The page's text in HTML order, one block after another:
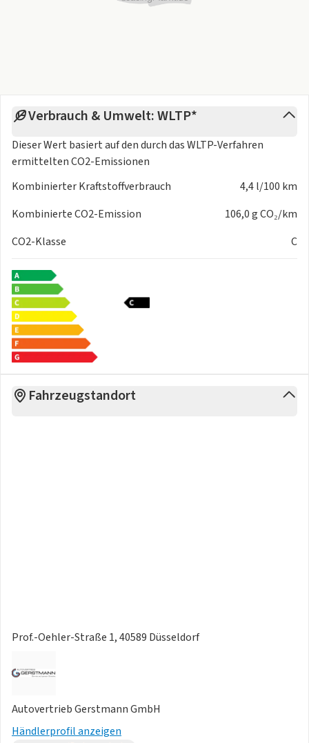
Rückfahrkamera
LED Scheinwerfer
Smartphone kompatibel /Apple Car & Android Auto
ACC Tempomat
9 Zoll Touchscreen in HD
sehr sparsamer Mild Hybrid Motor
Und vieles mehr!
Verbrauch & Umwelt: WLTP*
Dieser Wert basiert auf den durch dasWLTP-Verfahren
ermittelten CO2-Emissionen
Kombinierter Kraftstoffverbrauch
4,4 l/100 km
Kombinierte CO2-Emission
106,0 g CO₂/km
CO2-Klasse
C
Fahrzeugstandort
Prof.-Oehler-Straße 1, 40589 Düsseldorf
Autovertrieb Gerstmann GmbH
Händlerprofil anzeigen